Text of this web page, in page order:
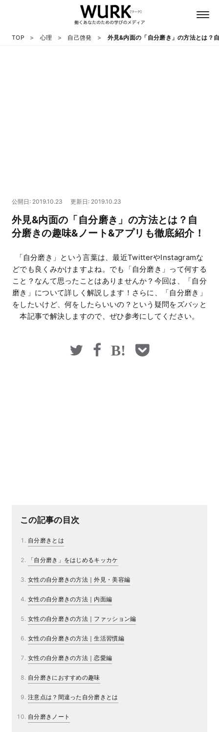
マネー
TOP 心理 自己啓発 外見&内面の「自分磨き」の方法とは？
公開日: 2019.10.23 更新日: 2019.10.23
外見&内面の「自分磨き」の方法とは？自
分磨きの趣味&ノート&アプリも徹底紹介！
「自分磨き」という言葉は、最近TwitterやInstagramな
どでも良くみかけますよね。でも「自分磨き」って何する
こと？なんて思ったことはありませんか？今回は、「自分
磨き」について詳しく解説します！さらに、「自分磨き」
をしたいけど、何をしたらいいの？という疑問をズバッと
本記事で解決しますので、ぜひ参考にしてください。
この記事の目次
自分磨きとは
「自分磨き」をはじめるキッカケ
女性の自分磨きの方法｜外見・美容編
女性の自分磨きの方法｜内面編
女性の自分磨きの方法｜ファッション編
女性の自分磨きの方法｜生活習慣編
女性の自分磨きの方法｜恋愛編
自分磨きにおすすめの趣味
注意点は？間違った自分磨きとは
自分磨きノート